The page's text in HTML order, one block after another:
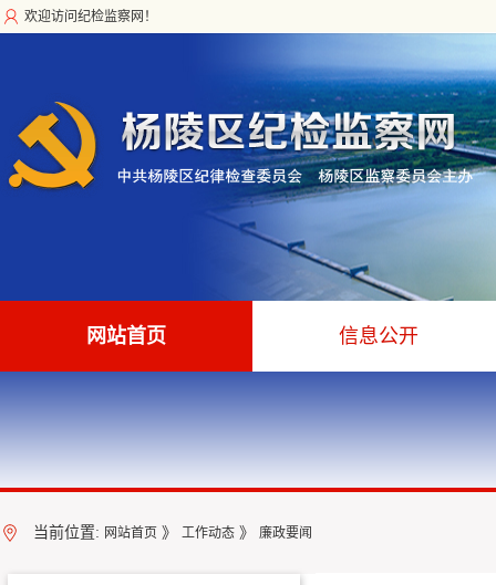
欢迎访问纪检监察网！
网站首页 信息公开
当前位置: 网站首页 》 工作动态 》 廉政要闻